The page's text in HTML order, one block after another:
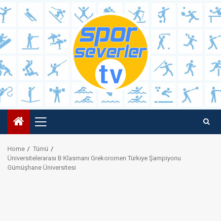
Skip
to
Primary
Menu
Home
Tümü
Üniversitelerarası B Klasmanı Grekoromen Türkiye Şampiyonu
Gümüşhane Üniversitesi